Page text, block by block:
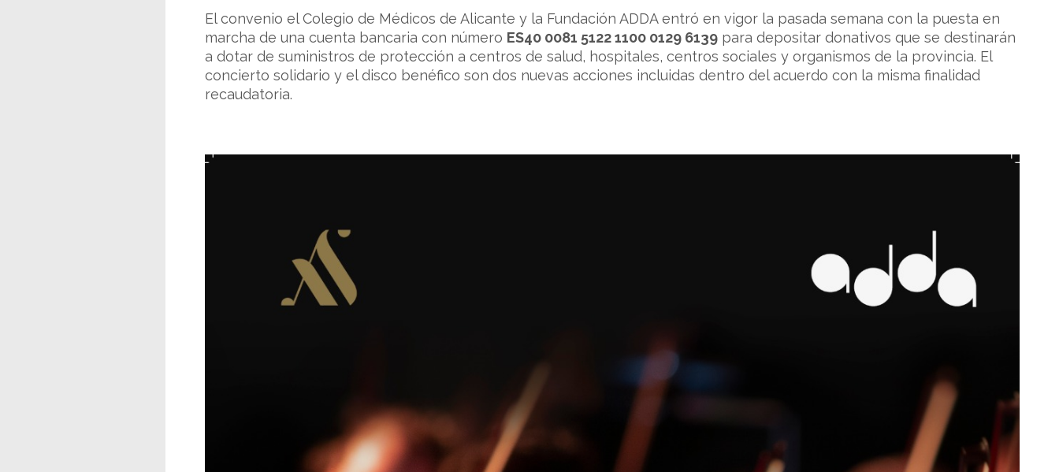
El convenio el Colegio de Médicos de Alicante y la Fundación ADDA entró en vigor la pasada semana con la puesta en
marcha de una cuenta bancaria con número ES40 0081 5122 1100 0129 6139 para depositar donativos que se destinarán
a dotar de suministros de protección a centros de salud, hospitales, centros sociales y organismos de la provincia. El
concierto solidario y el disco benéfico son dos nuevas acciones incluidas dentro del acuerdo con la misma finalidad
recaudatoria.